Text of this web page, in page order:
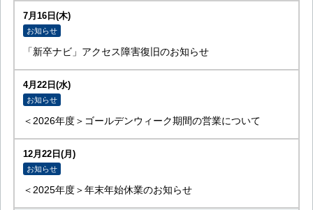
7月16日(木)
お知らせ
「新卒ナビ」アクセス障害復旧のお知らせ
4月22日(水)
お知らせ
＜2026年度＞ゴールデンウィーク期間の営業について
12月22日(月)
お知らせ
＜2025年度＞年末年始休業のお知らせ